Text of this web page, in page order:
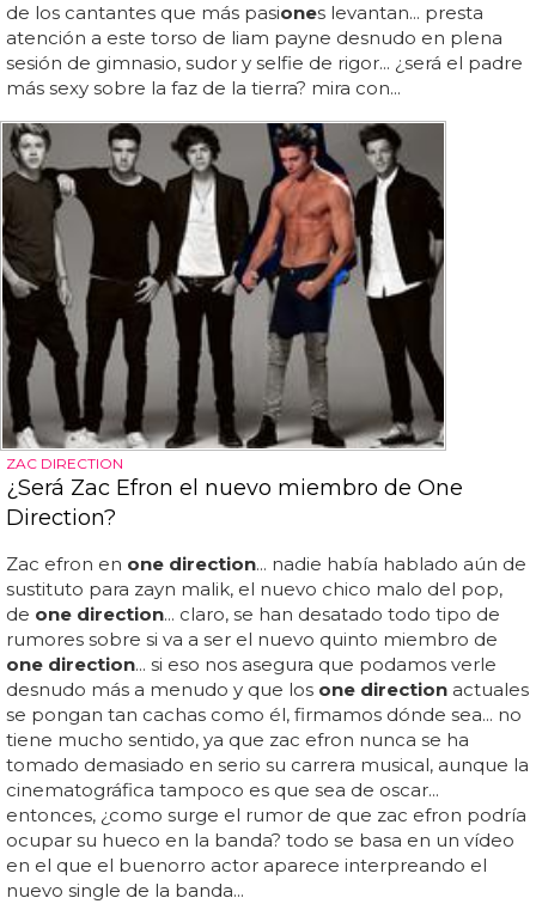
de los cantantes que más pasiones levantan... presta
atención a este torso de liam payne desnudo en plena
sesión de gimnasio, sudor y selfie de rigor... ¿será el padre
más sexy sobre la faz de la tierra? mira con...
ZAC DIRECTION
¿Será Zac Efron el nuevo miembro de One
Direction?
Zac efron en one direction... nadie había hablado aún de
sustituto para zayn malik, el nuevo chico malo del pop,
de one direction... claro, se han desatado todo tipo de
rumores sobre si va a ser el nuevo quinto miembro de
one direction... si eso nos asegura que podamos verle
desnudo más a menudo y que los one direction actuales
se pongan tan cachas como él, firmamos dónde sea... no
tiene mucho sentido, ya que zac efron nunca se ha
tomado demasiado en serio su carrera musical, aunque la
cinematográfica tampoco es que sea de oscar...
entonces, ¿como surge el rumor de que zac efron podría
ocupar su hueco en la banda? todo se basa en un vídeo
en el que el buenorro actor aparece interpreando el
nuevo single de la banda...